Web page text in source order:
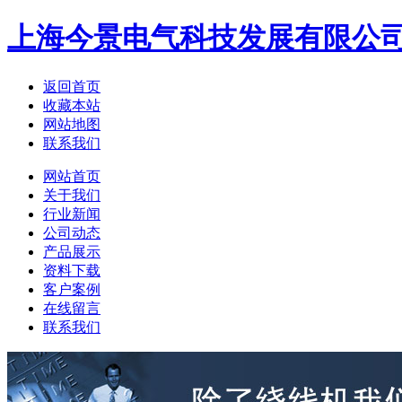
上海今景电气科技发展有限公
返回首页
收藏本站
网站地图
联系我们
网站首页
关于我们
行业新闻
公司动态
产品展示
资料下载
客户案例
在线留言
联系我们